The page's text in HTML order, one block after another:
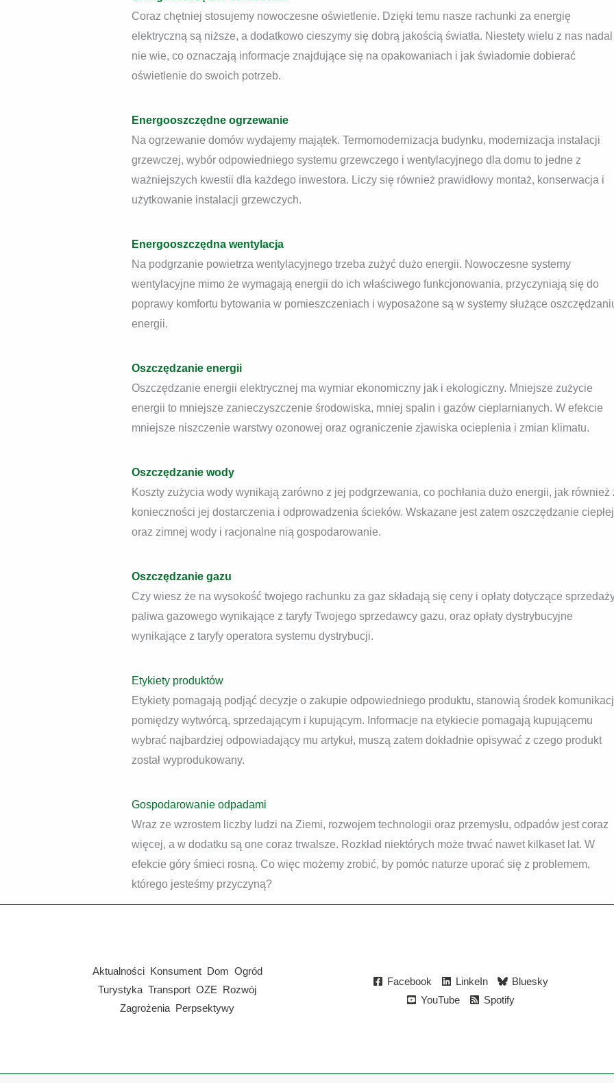
Coraz chętniej stosujemy nowoczesne oświetlenie. Dzięki temu nasze rachunki za energię
elektryczną są niższe, a dodatkowo cieszymy się dobrą jakością światła. Niestety wielu z nas nadal
nie wie, co oznaczają informacje znajdujące się na opakowaniach i jak świadomie dobierać
oświetlenie do swoich potrzeb.
Energooszczędne ogrzewanie
Na ogrzewanie domów wydajemy majątek. Termomodernizacja budynku, modernizacja instalacji
grzewczej, wybór odpowiedniego systemu grzewczego i wentylacyjnego dla domu to jedne z
ważniejszych kwestii dla każdego inwestora. Liczy się również prawidłowy montaż, konserwacja i
użytkowanie instalacji grzewczych.
Energooszczędna wentylacja
Na podgrzanie powietrza wentylacyjnego trzeba zużyć dużo energii. Nowoczesne systemy
wentylacyjne mimo że wymagają energii do ich właściwego funkcjonowania, przyczyniają się do
poprawy komfortu bytowania w pomieszczeniach i wyposażone są w systemy służące
energii.
Oszczędzanie energii
Oszczędzanie energii elektrycznej ma wymiar ekonomiczny jak i ekologiczny. Mniejsze zużycie
energii to mniejsze zanieczyszczenie środowiska, mniej spalin i gazów cieplarnianych. W efekcie
mniejsze niszczenie warstwy ozonowej oraz ograniczenie zjawiska ocieplenia i zmian klimatu.
Oszczędzanie wody
Koszty zużycia wody wynikają zarówno z jej podgrzewania, co pochłania dużo energii, jak również
konieczności jej dostarczenia i odprowadzenia ścieków. Wskazane jest zatem oszczędzanie
oraz zimnej wody i racjonalne nią gospodarowanie.
Oszczędzanie gazu
Czy wiesz że na wysokość twojego rachunku za gaz składają się ceny i opłaty dotyczące
paliwa gazowego wynikające z taryfy Twojego sprzedawcy gazu, oraz opłaty dystrybucyjne
wynikające z taryfy operatora systemu dystrybucji.
Etykiety produktów
Etykiety pomagają podjąć decyzje o zakupie odpowiedniego produktu, stanowią środek
pomiędzy wytwórcą, sprzedającym i kupującym. Informacje na etykiecie pomagają kupującemu
wybrać najbardziej odpowiadający mu artykuł, muszą zatem dokładnie opisywać z czego produkt
został wyprodukowany.
Gospodarowanie odpadami
Wraz ze wzrostem liczby ludzi na Ziemi, rozwojem technologii oraz przemysłu, odpadów jest coraz
więcej, a w dodatku są one coraz trwalsze. Rozkład niektórych może trwać nawet kilkaset lat. W
efekcie góry śmieci rosną. Co więc możemy zrobić, by pomóc naturze uporać się z problemem,
którego jesteśmy przyczyną?
Aktualności Konsument Dom Ogród
Turystyka Transport OZE Rozwój
Zagrożenia Perpsektywy
Facebook LinkeIn
Bluesky
YouTube
Spotify